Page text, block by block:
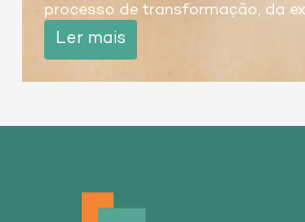
processo de transformação, da
Ler mais